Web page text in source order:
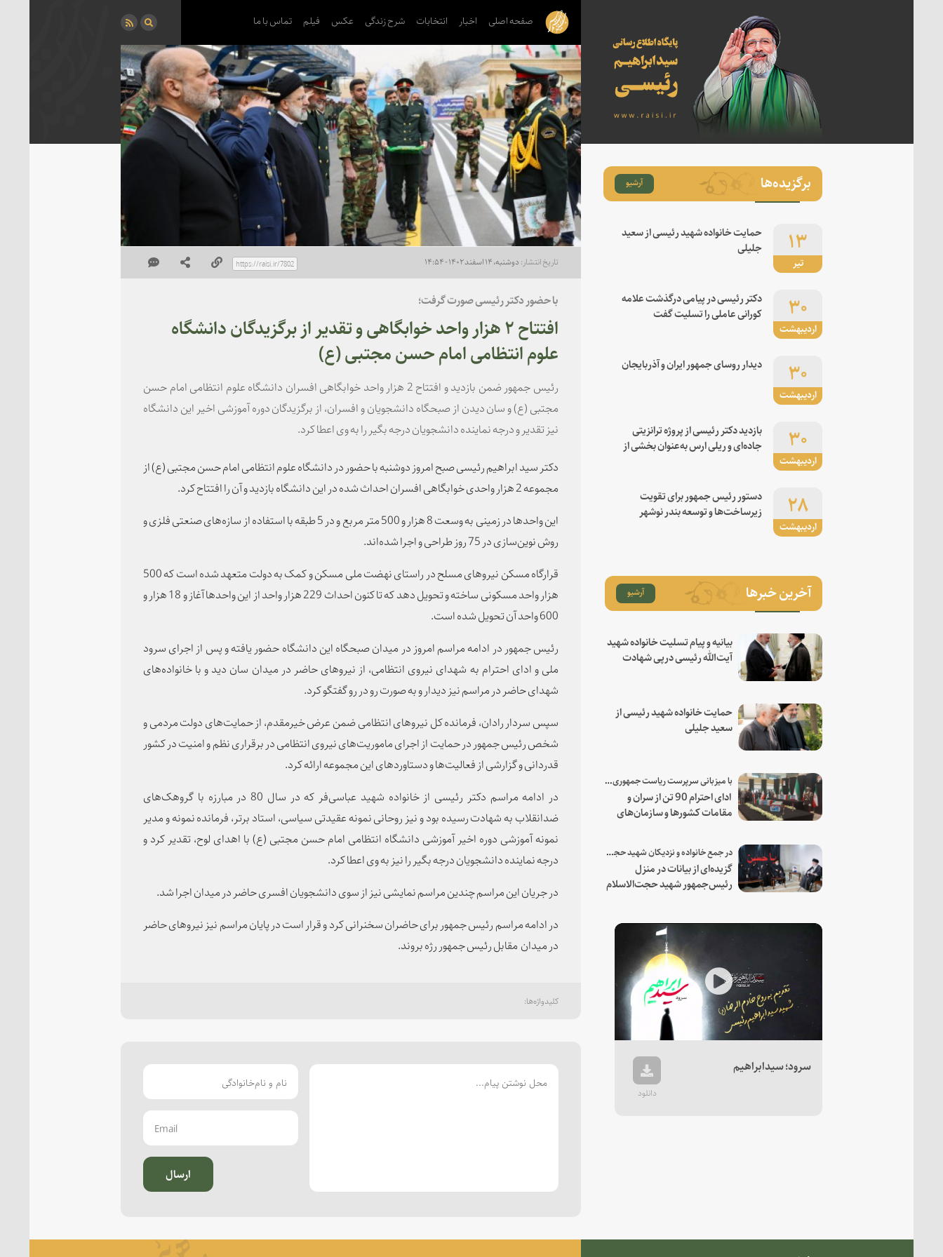
صفحه اصلی اخبار انتخابات شرح زندگی عکس فیلم تماس با ما
دوشنبه، ۱۴ اسفند ۱۴۰۲ - ۱۴:۵۴
با حضور دکتر رئیسی صورت گرفت؛
افتتاح ۲ هزار واحد خوابگاهی و تقدیر از برگزیدگان دانشگاه
علوم انتظامی امام حسن مجتبی (ع)
رئیس جمهور ضمن بازدید و افتتاح 2 هزار واحد خوابگاهی افسران دانشگاه علوم انتظامی امام حسن
مجتبی (ع) و سان دیدن از صبحگاه دانشجویان و افسران، از برگزیدگان دوره آموزشی اخیر این دانشگاه
نیز تقدیر و درجه نماینده دانشجویان درجه بگیر را به وی اعطا کرد.
دکتر سید ابراهیم رئیسی صبح امروز دوشنبه با حضور در دانشگاه علوم انتظامی امام حسن مجتبی (ع) از
مجموعه 2 هزار واحدی خوابگاهی افسران احداث شده در این دانشگاه بازدید و آن را افتتاح کرد.
این واحدها در زمینی به وسعت 8 هزار و 500 متر مربع و در 5 طبقه با استفاده از سازه‌های صنعتی فلزی و
روش نوین‌سازی در 75 روز طراحی و اجرا شده‌اند.
قرارگاه مسکن نیروهای مسلح در راستای نهضت ملی مسکن و کمک به دولت متعهد شده است که 500
هزار واحد مسکونی ساخته و تحویل دهد که تا کنون احداث 229 هزار واحد از این واحدها آغاز و 18 هزار و
600 واحد آن تحویل شده است.
رئیس جمهور در ادامه مراسم امروز در میدان صبحگاه این دانشگاه حضور یافته و پس از اجرای سرود
ملی و ادای احترام به شهدای نیروی انتظامی، از نیروهای حاضر در میدان سان دید و با خانواده‌های
شهدای حاضر در مراسم نیز دیدار و به صورت رو در رو گفتگو کرد.
سپس سردار رادان، فرمانده کل نیروهای انتظامی ضمن عرض خیرمقدم، از حمایت‌های دولت مردمی و
شخص رئیس جمهور در حمایت از اجرای ماموریت‌های نیروی انتظامی در برقراری نظم و امنیت در کشور
قدردانی و گزارشی از فعالیت‌ها و دستاوردهای این مجموعه ارائه کرد.
در ادامه مراسم دکتر رئیسی از خانواده شهید عباسی‌فر که در سال 80 در مبارزه با گروهک‌های
ضدانقلاب به شهادت رسیده بود و نیز روحانی نمونه عقیدتی سیاسی، استاد برتر، فرمانده نمونه و مدیر
نمونه آموزشی دوره اخیر آموزشی دانشگاه انتظامی امام حسن مجتبی (ع) با اهدای لوح، تقدیر کرد و
درجه نماینده دانشجویان درجه بگیر را نیز به وی اعطا کرد.
در جریان این مراسم چندین مراسم نمایشی نیز از سوی دانشجویان افسری حاضر در میدان اجرا شد.
در ادامه مراسم رئیس جمهور برای حاضران سخنرانی کرد و قرار است در پایان مراسم نیز نیروهای حاضر
در میدان مقابل رئیس جمهور رژه بروند.
ارسال
برگزیده‌ها آرشیو
تیر
۱۳
حمایت خانواده شهید رئیسی از سعید
جلیلی
اردیبهشت
۳۰
دکتر رئیسی در پیامی درگذشت علامه
کورانی عاملی را تسلیت گفت
اردیبهشت
۳۰ دیدار روسای جمهور ایران و آذربایجان
اردیبهشت
۳۰
بازدید دکتر رئیسی از پروژه ترانزیتی
جاده‌ای و ریلی ارس به‌عنوان بخشی از
اردیبهشت
۲۸
دستور رئیس جمهور برای تقویت
زیرساخت‌ها و توسعه بندر نوشهر
آخرین خبرها آرشیو
بیانیه و پیام تسلیت خانواده شهید
آیت‌الله رئیسی درپی شهادت
حمایت خانواده شهید رئیسی از
سعید جلیلی
با میزبانی سرپرست ریاست جمهوری صورت گرفت؛
ادای احترام 90 تن از سران و
مقامات کشورها و سازمان‌های
در جمع خانواده و نزدیکان شهید حجت‌الاسلام‌والمسلمین رئیسی:
گزیده‌ای از بیانات در منزل
رئیس‌جمهور شهید حجت‌الاسلام
Play
Video
سرود؛ سیدابراهیم
دانلود